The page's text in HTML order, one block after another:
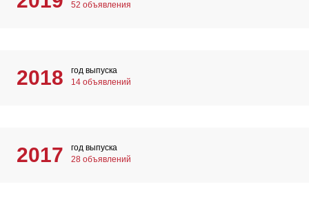
52 объявления
2018
год выпуска
14 объявлений
2017
год выпуска
28 объявлений